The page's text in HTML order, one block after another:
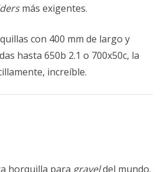
más exigentes.
con 400 mm de largo y
hasta 650b 2.1 o 700x50c, la
increíble.
horquilla para graveldel mundo.